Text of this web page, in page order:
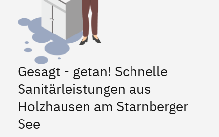
Gesagt - getan! Schnelle
Sanitärleistungen aus
Holzhausen am Starnberger
See